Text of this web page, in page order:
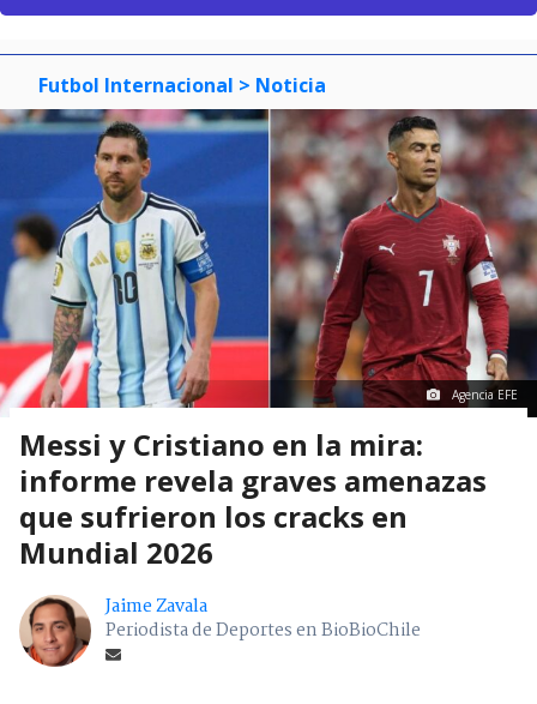
Futbol Internacional > Noticia
Agencia EFE
Messi y Cristiano en la mira:
informe revela graves amenazas
que sufrieron los cracks en
Mundial 2026
Jaime Zavala
Periodista de Deportes en BioBioChile